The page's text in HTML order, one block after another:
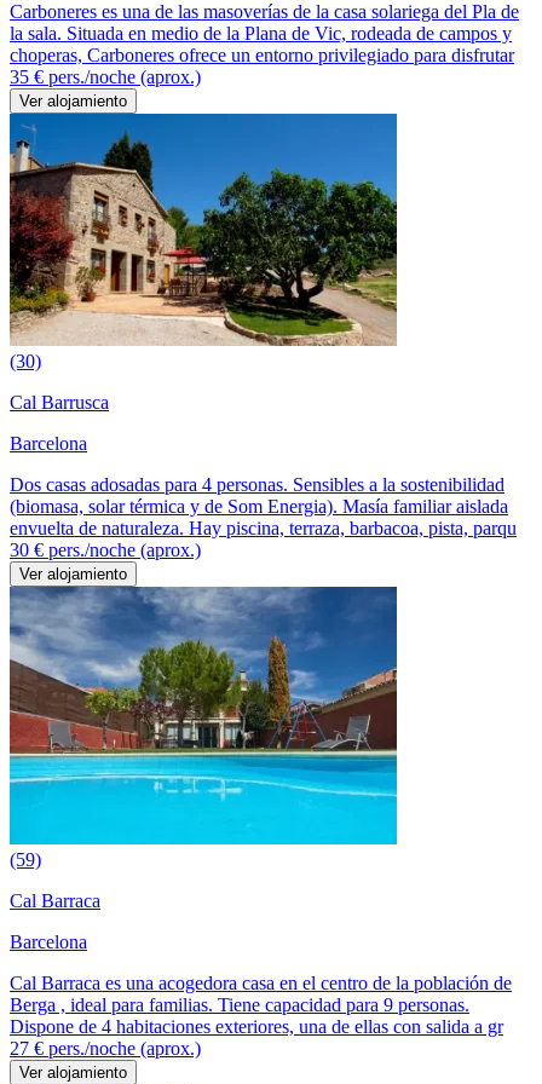
Carboneres es una de las masoverías de la casa solariega del Pla de
la sala. Situada en medio de la Plana de Vic, rodeada de campos y
choperas, Carboneres ofrece un entorno privilegiado para disfrutar
35 € pers./noche (aprox.)
Ver alojamiento
(30)
Cal Barrusca
Barcelona
Dos casas adosadas para 4 personas. Sensibles a la sostenibilidad
(biomasa, solar térmica y de Som Energia). Masía familiar aislada
envuelta de naturaleza. Hay piscina, terraza, barbacoa, pista, parqu
30 € pers./noche (aprox.)
Ver alojamiento
(59)
Cal Barraca
Barcelona
Cal Barraca es una acogedora casa en el centro de la población de
Berga , ideal para familias. Tiene capacidad para 9 personas.
Dispone de 4 habitaciones exteriores, una de ellas con salida a gr
27 € pers./noche (aprox.)
Ver alojamiento